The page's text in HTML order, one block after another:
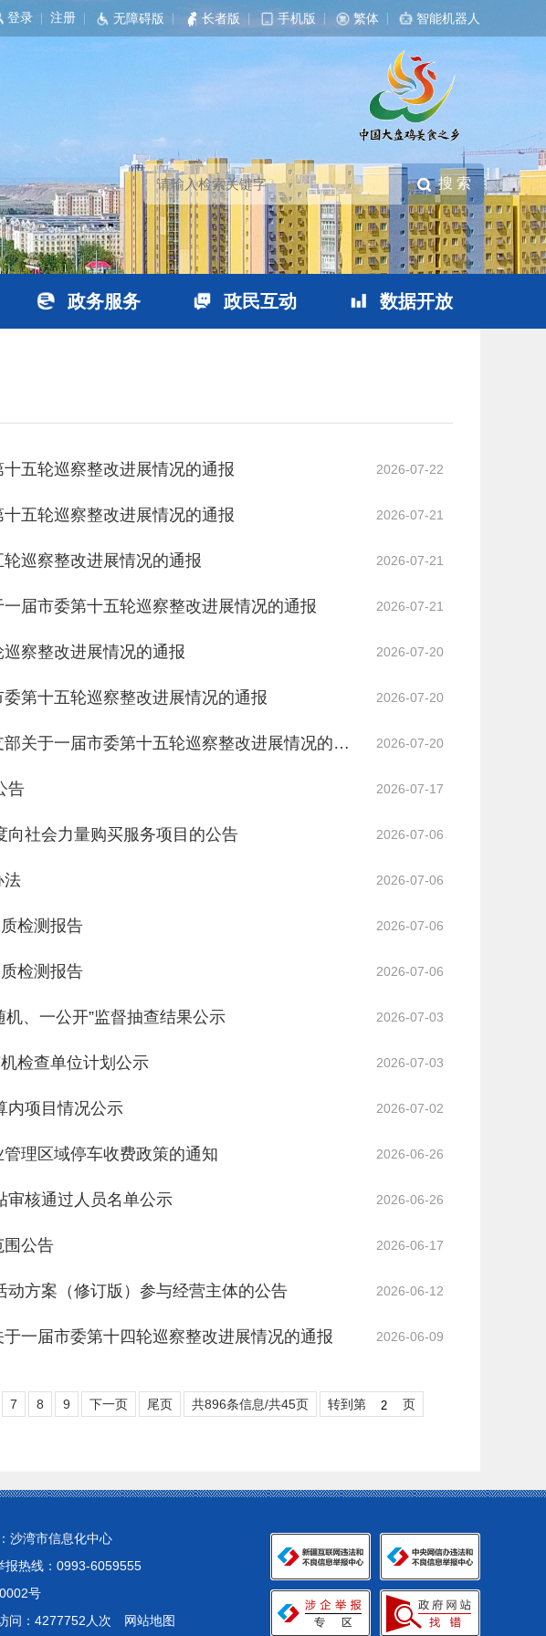
登录 注册 无障碍版 长者版 手机版 繁体 智能机器人
政务服务 政民互动 数据开放
2026-07-22
五轮巡察整改进展情况的通报
2026-07-21
五轮巡察整改进展情况的通报
2026-07-21
巡察整改进展情况的通报
2026-07-21
届市委第十五轮巡察整改进展情况的通报
2026-07-20
察整改进展情况的通报
2026-07-20
第十五轮巡察整改进展情况的通报
2026-07-20
关于一届市委第十五轮巡察整改进展情况的通
2026-07-17
告
2026-07-06
社会力量购买服务项目的公告
2026-07-06
法
2026-07-06
检测报告
2026-07-06
检测报告
2026-07-03
、一公开”监督抽查结果公示
2026-07-03
检查单位计划公示
2026-07-02
内项目情况公示
2026-06-26
理区域停车收费政策的通知
2026-06-26
审核通过人员名单公示
2026-06-17
围公告
2026-06-12
方案（修订版）参与经营主体的公告
2026-06-09
一届市委第十四轮巡察整改进展情况的通报
7 8 9 下一页 尾页 共896条信息/共45页 转到第 页
沙湾市信息化中心
热线：0993-6059555
号
问：4277752人次 网站地图